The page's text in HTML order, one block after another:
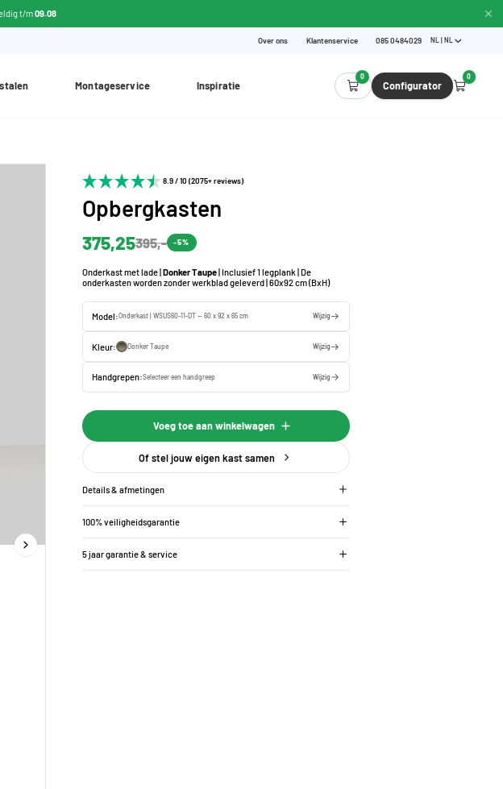
t/m09.08
Over ons Klantenservice 085 0484029 NL | NL
Montageservice Inspiratie
0
Configurator
0
8.9 / 10 (2075+ reviews)
Opbergkasten
375,25395,- -5%
Onderkast met lade |Donker Taupe| Inclusief 1 legplank | De
onderkasten worden zonder werkblad geleverd | 60x92 cm (BxH)
Model:Onderkast | WSUS60-11-DT — 60 x 92 x 65 cm Wijzig
Kleur: Donker Taupe Wijzig
Handgrepen:Selecteer een handgreep Wijzig
Voeg toe aan winkelwagen
Of stel jouw eigen kast samen
Details & afmetingen
100% veiligheidsgarantie
5 jaar garantie & service